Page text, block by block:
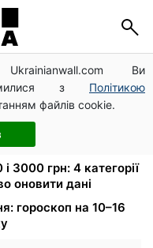
Ви
з Політикою
файлів cookie.
громаду: обмін
посвідчення
для реанімації:
вантаж на
3000 грн: 4 категорії
оновити дані
гороскоп на 10–16